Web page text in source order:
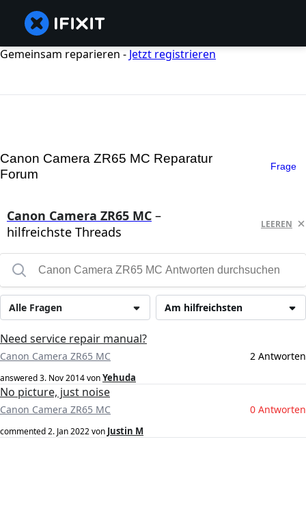
Gemeinsam reparieren - Jetzt registrieren
Canon Camera ZR65 MC Reparatur
Forum
Frage
Canon Camera ZR65 MC –
hilfreichste Threads
LEEREN
Am hilfreichsten
Alle Fragen
Need service repair manual?
Canon Camera ZR65 MC 2 Antworten
answered3. Nov 2014vonYehuda
No picture, just noise
Canon Camera ZR65 MC 0 Antworten
commented2. Jan 2022von Justin M